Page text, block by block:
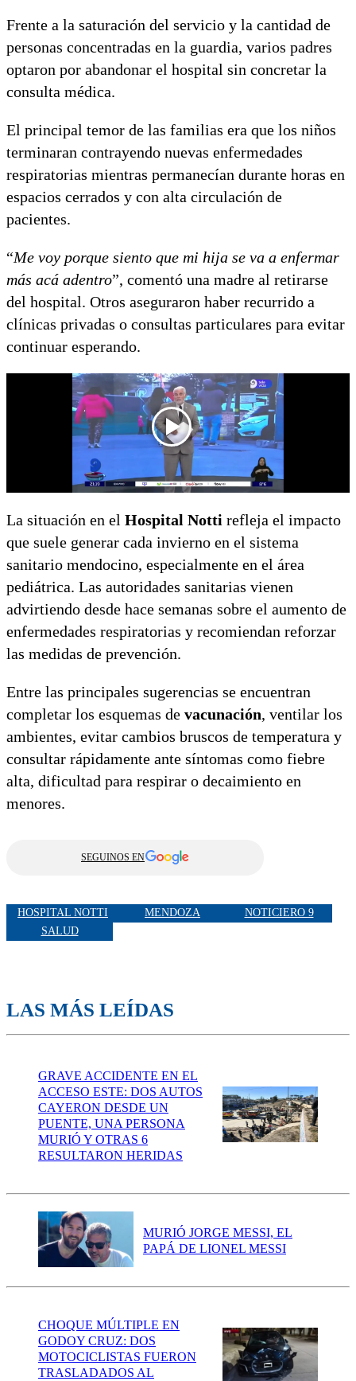
Frente a la saturación del servicio y la cantidad de
personas concentradas en la guardia, varios padres
optaron por abandonar el hospital sin concretar la
consulta médica.
El principal temor de las familias era que los niños
terminaran contrayendo nuevas enfermedades
respiratorias mientras permanecían durante horas en
espacios cerrados y con alta circulación de
pacientes.
“Me voy porque siento que mi hija se va a enfermar
más acá adentro”, comentó una madre al retirarse
del hospital. Otros aseguraron haber recurrido a
clínicas privadas o consultas particulares para evitar
continuar esperando.
La situación en el Hospital Notti refleja el impacto
que suele generar cada invierno en el sistema
sanitario mendocino, especialmente en el área
pediátrica. Las autoridades sanitarias vienen
advirtiendo desde hace semanas sobre el aumento de
enfermedades respiratorias y recomiendan reforzar
las medidas de prevención.
Entre las principales sugerencias se encuentran
completar los esquemas de vacunación, ventilar los
ambientes, evitar cambios bruscos de temperatura y
consultar rápidamente ante síntomas como fiebre
alta, dificultad para respirar o decaimiento en
menores.
SEGUINOS EN
HOSPITAL NOTTI MENDOZA
NOTICIERO 9
SALUD
LAS MÁS LEÍDAS
GRAVE ACCIDENTE EN EL
ACCESO ESTE: DOS AUTOS
CAYERON DESDE UN
PUENTE, UNA PERSONA
MURIÓ Y OTRAS 6
RESULTARON HERIDAS
MURIÓ JORGE MESSI, EL
PAPÁ DE LIONEL MESSI
CHOQUE MÚLTIPLE EN
GODOY CRUZ: DOS
MOTOCICLISTAS FUERON
TRASLADADOS AL